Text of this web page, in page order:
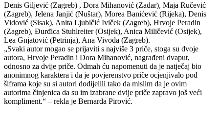
Denis Giljević (Zagreb) , Dora Mihanović (Zadar), Maja Ručević
(Zagreb), Jelena Janjić (Nuštar), Morea Banićević (Rijeka), Denis
Vidović (Sisak), Anita Ljubičić Iviček (Zagreb), Hrvoje Peradin
(Zagreb), Đurđica Stuhlreiter (Osijek), Anica Miličević (Osijek),
Lea Gnjatović (Petrinja), Ana Vivoda (Zagreb).
„Svaki autor mogao se prijaviti s najviše 3 priče, stoga su dvoje
autora, Hrvoje Peradin i Dora Mihanović, nagrađeni dvaput,
odnosno za dvije priče. Odmah ću napomenuti da je natječaj bio
anonimnog karaktera i da je povjerenstvo priče ocjenjivalo pod
šiframa koje su si autori dodijelili tako da mislim da je ovim
autorima činjenica da su im izabrane dvije priče zapravo još veći
kompliment.“ – rekla je Bernarda Pirović.